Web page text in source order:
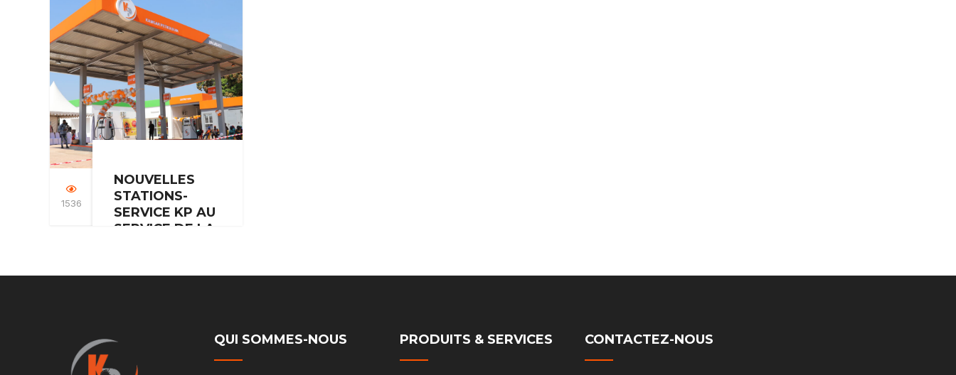
Le 08 mars dernier,
marquant la journée
internationale de la
femme, nous avons
eu…
NOUVELLES
STATIONS-
SERVICE KP AU
SERVICE DE LA
Au cours de l’année
l’amélioration de
l’accessibilité…
1536
QUI SOMMES-NOUS PRODUITS & SERVICES CONTACTEZ-NOUS